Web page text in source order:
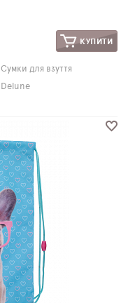
КУПИТИ
Сумки для взуття
Delune